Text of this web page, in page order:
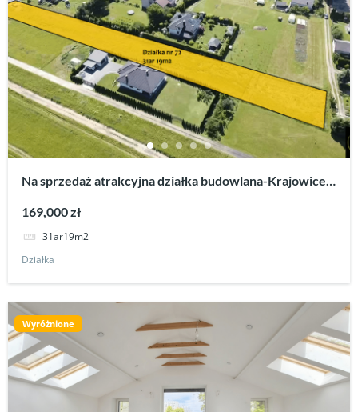
Na sprzedaż atrakcyjna działka budowlana-Krajowice
169,000 zł
31ar19m2
Działka
Wyróżnione